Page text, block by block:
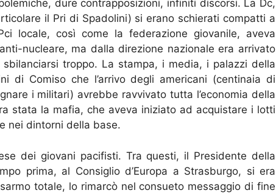
dure contrapposizioni, infiniti discorsi. La Dc,
il Pri di Spadolini) si erano schierati compatti a
locale, così come la federazione giovanile, aveva
nucleare, ma dalla direzione nazionale era arrivato
troppo. La stampa, i media, i palazzi della
di Comiso che l’arrivo degli americani (centinaia di
i militari) avrebbe ravvivato tutta l’economia della
stata la mafia, che aveva iniziato ad acquistare i lotti
nei dintorni della base.
dei giovani pacifisti. Tra questi, il Presidente della
prima, al Consiglio d’Europa a Strasburgo, si era
totale, lo rimarcò nel consueto messaggio di fine